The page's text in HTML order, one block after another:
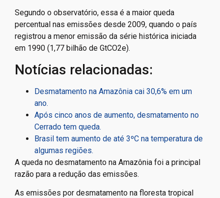
Segundo o observatório, essa é a maior queda
percentual nas emissões desde 2009, quando o país
registrou a menor emissão da série histórica iniciada
em 1990 (1,77 bilhão de GtCO2e).
Notícias relacionadas:
Desmatamento na Amazônia cai 30,6% em um
ano.
Após cinco anos de aumento, desmatamento no
Cerrado tem queda.
Brasil tem aumento de até 3ºC na temperatura de
algumas regiões.
A queda no desmatamento na Amazônia foi a principal
razão para a redução das emissões.
As emissões por desmatamento na floresta tropical